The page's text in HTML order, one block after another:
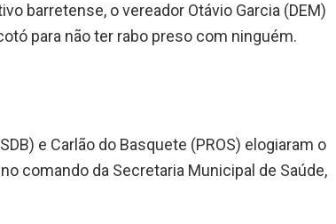
barretense, o vereador Otávio Garcia (DEM)
para não ter rabo preso com ninguém.
e Carlão do Basquete (PROS) elogiaram o
comando da Secretaria Municipal de Saúde,